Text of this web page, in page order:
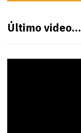
Último video…